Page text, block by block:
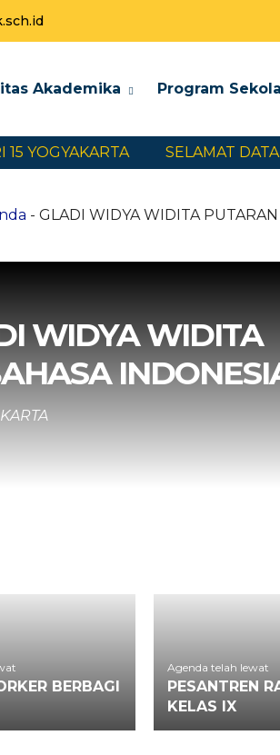
Akademika Program
SELAMAT
- GLADI WIDYA WIDITA
WIDYA WIDITA
BERBAGI
Agenda telah lewat
PESANTREN
KELAS IX